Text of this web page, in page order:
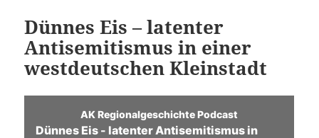
Dünnes Eis – latenter
Antisemitismus in einer
westdeutschen Kleinstadt